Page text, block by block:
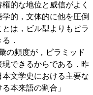
的な地位と威信がよく
的，文体的に他を圧倒
は，ビル型よりもピラ
．
の頻度が，ピラミッド
できるからである．昨
本文学史における主要な
本来語の割合」